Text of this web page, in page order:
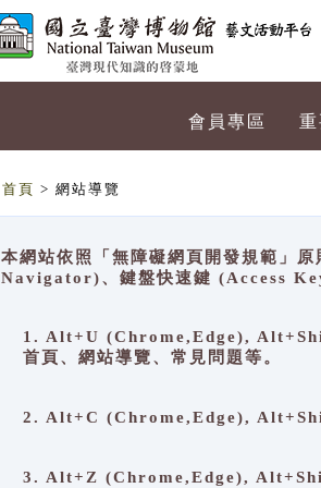
會員專區
首頁 > 網站導覽
本網站依照「無障礙網頁開發規範」
Navigator)、鍵盤快速鍵 (Access
1. Alt+U (Chrome,Edge),
首頁、網站導覽、常見問題等。
2. Alt+C (Chrome,Edge),
3. Alt+Z (Chrome,Edge),